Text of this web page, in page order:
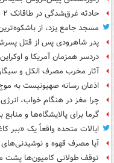
حادثه غرق‌شدگی در طاقانک ۲ قربانی گرفت
مسجد جامع یزد، از
پدر شاهرودی پس از قتل
دردسر همزمان آمریکا و
آثار مخرب مصرف الکل و سیگار
اذعان رسانه صهیونیست به
چرا مغز در هنگام خواب،
گرما برای پالایشگاه‌ها و منابع
ایالات متحده واقعاً یک «ببر
آیا مصرف قهوه و نوشیدنی‌های
توقف طولانی کامیون‌ها